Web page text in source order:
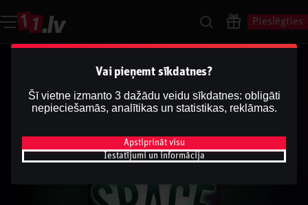
Pieslēgties
Vai pieņemt sīkdatnes?
Šī vietne izmanto 3 dažādu veidu sīkdatnes: obligāti
nepieciešamās, analītikas un statistikas, reklāmas.
Apstiprināt visu
Iestatījumi un informācija